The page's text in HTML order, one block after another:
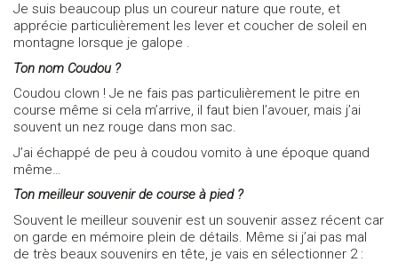
Je suis beaucoup plus un coureur nature que route, et
apprécie particulièrement les lever et coucher de soleil en
montagne lorsque je galope .
Ton nom Coudou ?
Coudou clown ! Je ne fais pas particulièrement le pitre en
course même si cela m’arrive, il faut bien l’avouer, mais j’ai
souvent un nez rouge dans mon sac.
J’ai échappé de peu à coudou vomito à une époque quand
même…
Ton meilleur souvenir de course à pied ?
Souvent le meilleur souvenir est un souvenir assez récent car
on garde en mémoire plein de détails. Même si j’ai pas mal
de très beaux souvenirs en tête, je vais en sélectionner 2 :